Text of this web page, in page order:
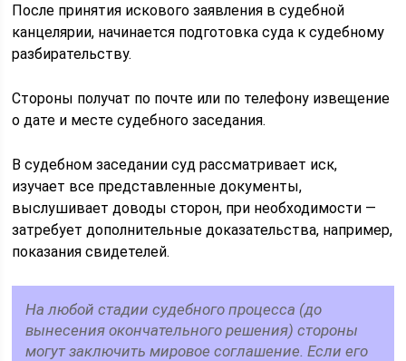
После принятия искового заявления в судебной
канцелярии, начинается подготовка суда к судебному
разбирательству.
Стороны получат по почте или по телефону извещение
о дате и месте судебного заседания.
В судебном заседании суд рассматривает иск,
изучает все представленные документы,
выслушивает доводы сторон, при необходимости —
затребует дополнительные доказательства, например,
показания свидетелей.
На любой стадии судебного процесса (до
вынесения окончательного решения) стороны
могут заключить мировое соглашение. Если его